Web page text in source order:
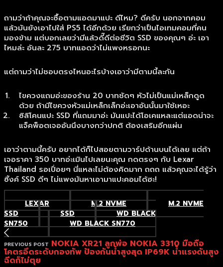
ถามว่าถ้าคุณจะซื้อตามแอดมาแปะ ดีไหม? ดีครับ นอกจากคอม
แล้วมันยังเอาไปใส่ PS5 ได้อีกด้วย เรียกว่าเป็นไอเทมคอมที่คน
มองข้าม แต่บอกเลยว่ามีแล้วดี๊ดีต่อชีวิต SSD ของคุณๆ อ่ะ เอา
ไหมล่ะ อันละ 275 บาทแอดว่าไม่แพงหรอกนะ
แต่ถามว่าไม่ชอบตรงไหนอะไรบ้างเอาว่ามีตามนี้ละกัน
ไขควงแถมอ่ะของร้าน 20 บาทชัดๆ หัวไม่เป็นแม่เหล็กดูด
ด้วย ถ้ามีไขควงหัวแม่เหล็กเล็กอ่ะเอาอันนั้นมาใช้เหอะ
ซิลิโคนแปะ SSD ที่แถมมาอ่ะ มันแปะได้โอเคแหละแต่แอดน่าจะ
แจ็คพ็อตเจออันนึงบางกว่าปกติ ต้องเสริมอีกแผ่น
เอาว่าตามนี้ครับ อยากได้ก็ไปสอยตามวาร์ปด้านบนได้เลย แต่ถ้า
เจอราคา 350 บาทอ่ะเมินไปเลยนะคุณ กดตรงๆ กับ Lexar
Thailand รอเปื่อยๆ นี่แหละไม่ต้องคิดมาก ถถถ แล้วคุณจะได้รู้ว่า
ซิ้งค์ SSD ดีๆ ไม่แพงมันหาเอามาแปะคอมได้ฮะ!
LEXAR M.2 NVME
M.2 NVME
SSD
SSD
WD BLACK
SN750
WD BLACK SN770
PREVIOUS POST NOKIA XR21 ลูกพ่อ NOKIA 3310 มือถือ
โคตรอึดระดับกองทัพ ป้องกันน้ำสูงสุด IP69K น้ำแรงดันสูง
ฉีดก็ไม่ตุย